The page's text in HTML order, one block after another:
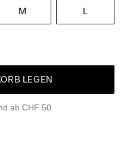
M L
LEGEN
ab CHF 50